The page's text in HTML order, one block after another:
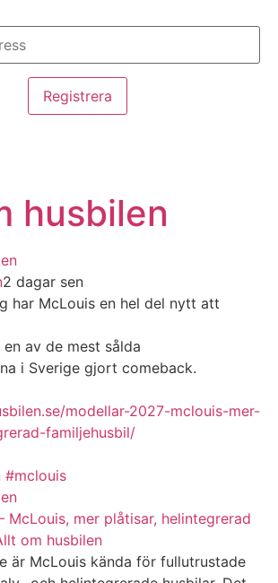
husbilen
2 dagar sen
har McLouis en hel del nytt att
av de mest sålda
i Sverige gjort comeback.
modellar-2027-mclouis-mer-
familjehusbil/
#mclouis
McLouis, mer plåtisar, helintegrerad
om husbilen
är McLouis kända för fullutrustade